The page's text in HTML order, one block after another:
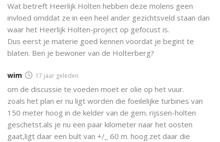
Wat betreft Heerlijk Holten hebben deze molens geen
invloed omddat ze in een heel ander gezichtsveld staan dan
waar het Heerlijk Holten-project op gefocust is.
Dus eerst je materie goed kennen voordat je begint te
blaten. Ben je bewoner van de Holterberg?
wim 17 jaar geleden
om de discussie te voeden moet er olie op het vuur.
zoals het plan er nu ligt worden die foeilelijke turbines van
150 meter hoog in de kelder van de gem. rijssen-holten
geschetst.als je nu een paar kilometer naar het oosten
gaat,ligt daar een bult van +/_ 60 m. hoog.zet daar die